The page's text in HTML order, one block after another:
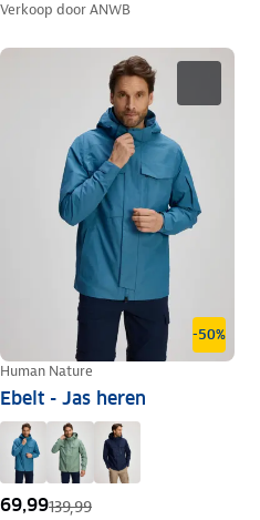
Verkoop doorANWB
-50%
Human Nature
Ebelt - Jas heren
69,99139,99